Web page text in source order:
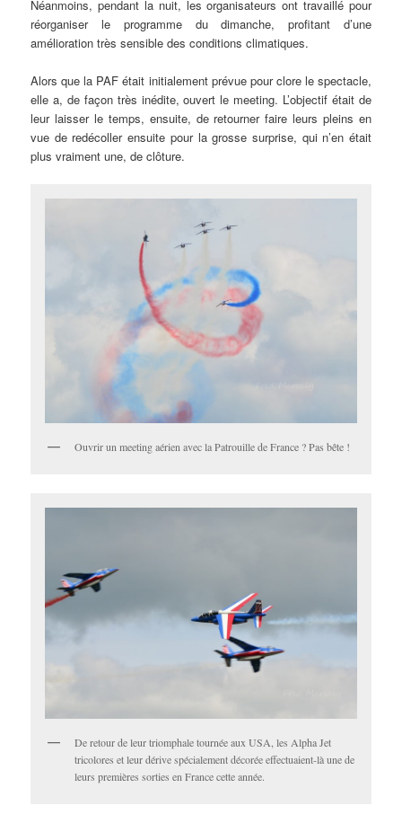
Néanmoins, pendant la nuit, les organisateurs ont travaillé pour
réorganiser le programme du dimanche, profitant d’une
amélioration très sensible des conditions climatiques.
Alors que la PAF était initialement prévue pour clore le spectacle,
elle a, de façon très inédite, ouvert le meeting. L’objectif était de
leur laisser le temps, ensuite, de retourner faire leurs pleins en
vue de redécoller ensuite pour la grosse surprise, qui n’en était
plus vraiment une, de clôture.
Ouvrir un meeting aérien avec la Patrouille de France ? Pas bête !
De retour de leur triomphale tournée aux USA, les Alpha Jet
tricolores et leur dérive spécialement décorée effectuaient-là une de
leurs premières sorties en France cette année.